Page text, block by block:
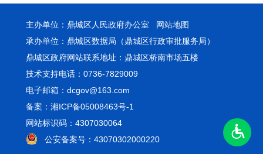
主办单位：鼎城区人民政府办公室 网站地图
承办单位：鼎城区数据局（鼎城区行政审批服务局）
鼎城区政府网站联系地址：鼎城区桥南市场五楼
技术支持电话：0736-7829009
电子邮箱：dcgov@163.com
备案：湘ICP备05008463号-1
网站标识码：4307030064
公安备案号：43070302000220